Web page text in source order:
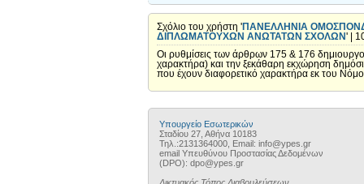
Σχόλιο του χρήστη 'ΠΑΝΕΛΛΗΝΙΑ
ΔΙΠΛΩΜΑΤΟΥΧΩΝ ΑΝΩΤΑΤΩΝ ΣΧΟΛΩΝ' |
Οι ρυθμίσεις των άρθρων 175 & 176
χαρακτήρα) και την ξεκάθαρη εκχώρηση
που έχουν διαφορετικό χαρακτήρα εκ του
Υπουργείο Εσωτερικών
Σταδίου 27, Αθήνα 10183
Τηλ.:2131364000, Email: info@ypes.gr
email Υπευθύνου Προστασίας Δεδομένων
(DPO): dpo@ypes.gr